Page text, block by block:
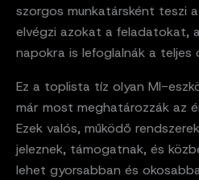
szorgos munkatársként teszi
elvégzi azokat a feladatokat,
napokra is lefoglalnák a teljes
Ez a toplista tíz olyan MI-
már most meghatározzák az
Ezek valós, működő
jeleznek, támogatnak, és
lehet gyorsabban és